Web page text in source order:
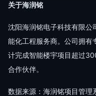
关于海润铭
沈阳海润铭电子科技有限公
能化工程服务商。公司拥有
计完成智能楼宇项目超过
合作伙伴。
数据来源：海润铭项目管理